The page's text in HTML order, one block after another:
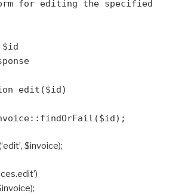
for editing the specified
$id
edit($id)
$invoice);